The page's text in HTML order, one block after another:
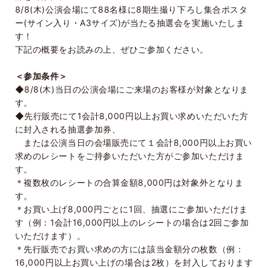
8/8(木)公演会場にて88名様に8期生撮り下ろし集合ポスタ
ー(サイン入り・A3サイズ)が当たる抽選会を実施いたしま
す！
下記の概要をお読みの上、ぜひご参加ください。
＜参加条件＞
◆8/8(木)当日の公演会場にご来場のお客様が対象となりま
す。
◆先行販売にて1会計8,000円以上お買い求めいただいた方
に封入される抽選参加券、
または公演当日の会場販売にて１会計8,000円以上お買い
求めのレシートをご持参いただいた方がご参加いただけま
す。
＊複数枚のレシートの合算金額8,000円は対象外となりま
す。
＊お買い上げ8,000円ごとに1回、抽選にご参加いただけま
す（例：1会計16,000円以上のレシートの場合は2回ご参加
いただけます）。
＊先行販売でお買い求めの方には該当金額分の枚数（例：
16,000円以上お買い上げの場合は2枚）を封入しております